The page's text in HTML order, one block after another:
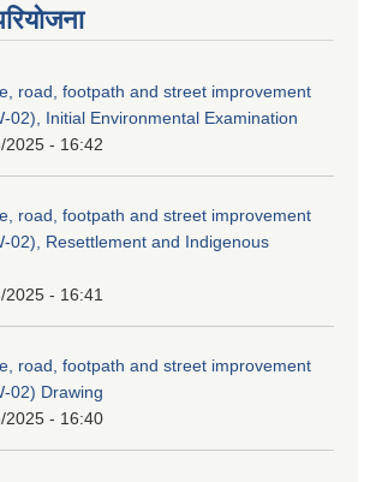
road, footpath and street improvement
02), Initial Environmental Examination
2025 - 16:42
road, footpath and street improvement
02), Resettlement and Indigenous
2025 - 16:41
road, footpath and street improvement
02) Drawing
2025 - 16:40